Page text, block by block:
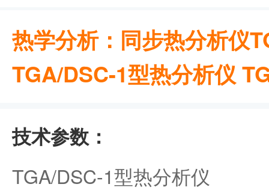
热学分析：同步热分析仪
TGA/DSC-1型热分析仪
技术参数：
TGA/DSC-1型热分析仪